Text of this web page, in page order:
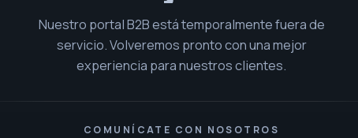
Nuestro portal B2B está temporalmente fuera de
servicio. Volveremos pronto con una mejor
experiencia para nuestros clientes.
COMUNÍCATE CON NOSOTROS